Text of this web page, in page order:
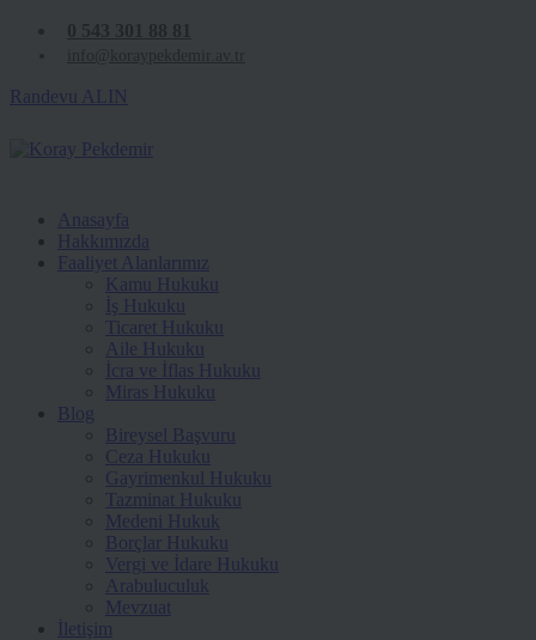
Randevu ALIN
Anasayfa
Hakkımızda
Faaliyet Alanlarımız
Kamu Hukuku
İş Hukuku
Ticaret Hukuku
Aile Hukuku
İcra ve İflas Hukuku
Miras Hukuku
Blog
Bireysel Başvuru
Ceza Hukuku
Gayrimenkul Hukuku
Tazminat Hukuku
Medeni Hukuk
Borçlar Hukuku
Vergi ve İdare Hukuku
Arabuluculuk
Mevzuat
İletişim